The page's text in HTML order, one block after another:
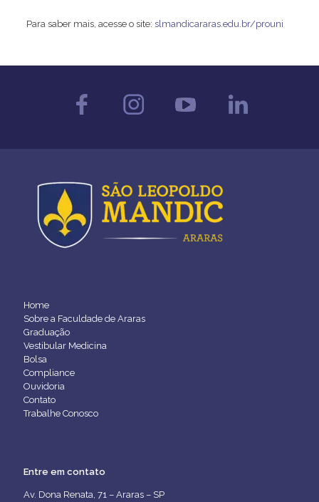
Para saber mais, acesse o site: slmandicararas.edu.br/prouni
Home
Sobre a Faculdade de Araras
Graduação
Vestibular Medicina
Bolsa
Compliance
Ouvidoria
Contato
Trabalhe Conosco
Entre em contato
Av. Dona Renata, 71 – Araras – SP